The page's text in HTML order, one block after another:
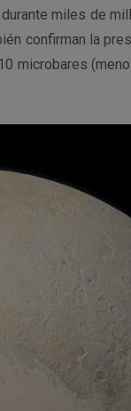
miles de
confirman la
microbares